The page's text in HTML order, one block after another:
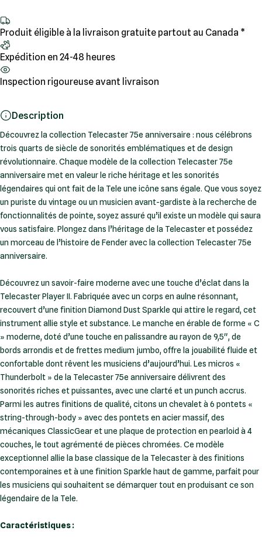
Produit éligible à la livraison gratuite partout au Canada *
Expédition en 24-48 heures
Inspection rigoureuse avant livraison
Description
Découvrez la collection Telecaster 75e anniversaire : nous célébrons
trois quarts de siècle de sonorités emblématiques et de design
révolutionnaire. Chaque modèle de la collection Telecaster 75e
anniversaire met en valeur le riche héritage et les sonorités
légendaires qui ont fait de la Tele une icône sans égale. Que vous soyez
un puriste du vintage ou un musicien avant-gardiste à la recherche de
fonctionnalités de pointe, soyez assuré qu’il existe un modèle qui saura
vous satisfaire. Plongez dans l’héritage de la Telecaster et possédez
un morceau de l’histoire de Fender avec la collection Telecaster 75e
anniversaire.
Découvrez un savoir-faire moderne avec une touche d’éclat dans la
Telecaster Player II. Fabriquée avec un corps en aulne résonnant,
recouvert d’une finition Diamond Dust Sparkle qui attire le regard, cet
instrument allie style et substance. Le manche en érable de forme « C
» moderne, doté d’une touche en palissandre au rayon de 9,5", de
bords arrondis et de frettes medium jumbo, offre la jouabilité fluide et
confortable dont rêvent les musiciens d’aujourd’hui. Les micros «
Thunderbolt » de la Telecaster 75e anniversaire délivrent des
sonorités riches et puissantes, avec une clarté et un punch accrus.
Parmi les autres finitions de qualité, citons un chevalet à 6 pontets «
string-through-body » avec des pontets en acier massif, des
mécaniques ClassicGear et une plaque de protection en pearloid à 4
couches, le tout agrémenté de pièces chromées. Ce modèle
exceptionnel allie la base classique de la Telecaster à des finitions
contemporaines et à une finition Sparkle haut de gamme, parfait pour
les musiciens qui souhaitent se démarquer tout en produisant ce son
légendaire de la Tele.
Caractéristiques :